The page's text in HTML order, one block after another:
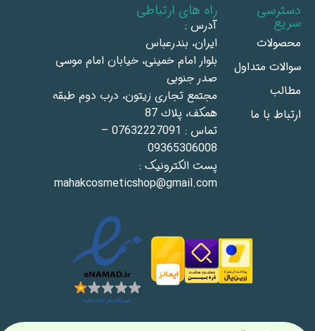
دسترسی
سریع
محصولات
سوالات متداول
مطالب
ارتباط با ما
راه های ارتباطی
آدرس :
ايران، بندرعباس
بلوار امام خمينى، خيابان امام موسى
صدر جنوبى
مجتمع تجاری زيتون، درب دوم طبقه
همكف، پلاك 87
تماس : 07632227091 –
09365306008
پست الکترونیک :
mahakcosmeticshop@gmail.com